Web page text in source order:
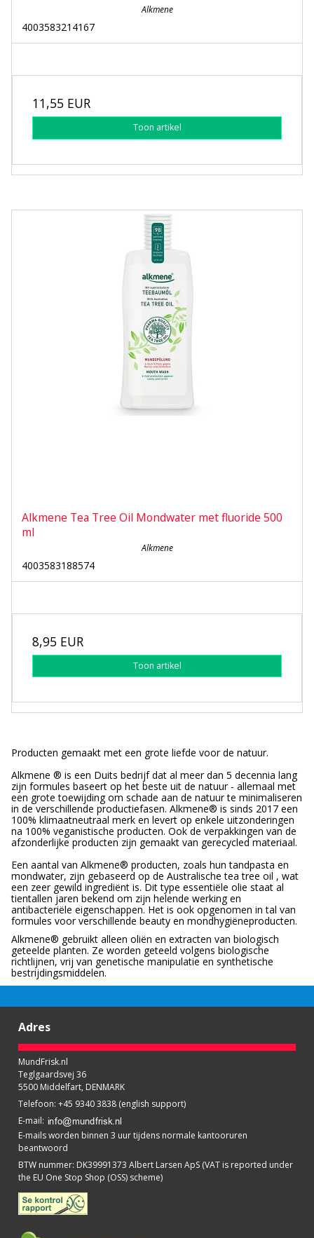
Alkmene
4003583214167
11,55 EUR
Toon artikel
Alkmene Tea Tree Oil Mondwater met fluoride 500
ml
Alkmene
4003583188574
8,95 EUR
Toon artikel
Producten gemaakt met een grote liefde voor de natuur.
Alkmene ® is een Duits bedrijf dat al meer dan 5 decennia lang
zijn formules baseert op het beste uit de natuur - allemaal met
een grote toewijding om schade aan de natuur te minimaliseren
in de verschillende productiefasen. Alkmene® is sinds 2017 een
100% klimaatneutraal merk en levert op enkele uitzonderingen
na 100% veganistische producten. Ook de verpakkingen van de
afzonderlijke producten zijn gemaakt van gerecycled materiaal.
Een aantal van Alkmene® producten, zoals hun tandpasta en
mondwater, zijn gebaseerd op de Australische tea tree oil , wat
een zeer gewild ingrediënt is. Dit type essentiële olie staat al
tientallen jaren bekend om zijn helende werking en
antibacteriële eigenschappen. Het is ook opgenomen in tal van
formules voor verschillende beauty en mondhygiëneproducten.
Alkmene® gebruikt alleen oliën en extracten van biologisch
geteelde planten. Ze worden geteeld volgens biologische
richtlijnen, vrij van genetische manipulatie en synthetische
bestrijdingsmiddelen.
Adres
MundFrisk.nl
Teglgaardsvej 36
5500 Middelfart, DENMARK
Telefoon: +45 9340 3838 (english support)
E-mail:
E-mails worden binnen 3 uur tijdens normale kantooruren
beantwoord
BTW nummer: DK39991373 Albert Larsen ApS (VAT is reported under
the EU One Stop Shop (OSS) scheme)